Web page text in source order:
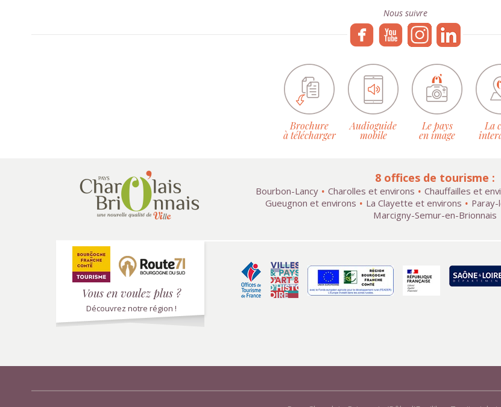
Nous suivre
Brochure
à télécharger
Audioguide
mobile
Le pays
en image
La
8 offices de tourisme :
Bourbon-Lancy Charolles et environs Chauffailles et
Gueugnon et environs
La Clayette et environs
Marcigny-Semur-en-Brionnais
Vous en voulez plus ?
Découvrez notre région !